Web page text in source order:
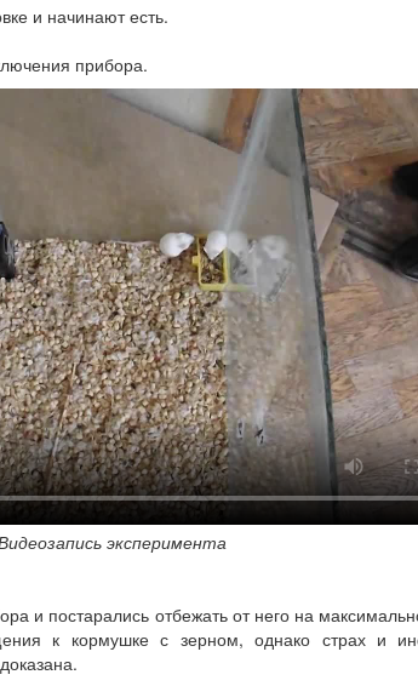
и начинают есть.
прибора.
эксперимента
и постарались отбежать от него на
к кормушке с зерном, однако страх и